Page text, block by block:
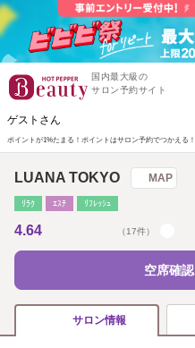
国内最大級の
サロン予約サイト
ゲストさん
ポイントが1%たまる！ ポイントはサロン予約でつかえる！
LUANA TOKYO MAP
ﾘﾗｸ ｴｽﾃ ﾘﾌﾚｯｼｭ
4.64 （17件）
空席確
サロン情報